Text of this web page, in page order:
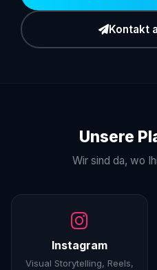
Kontakt
Unsere
Wir sind da, wo
Instagram
Visual Storytelling, Reels,